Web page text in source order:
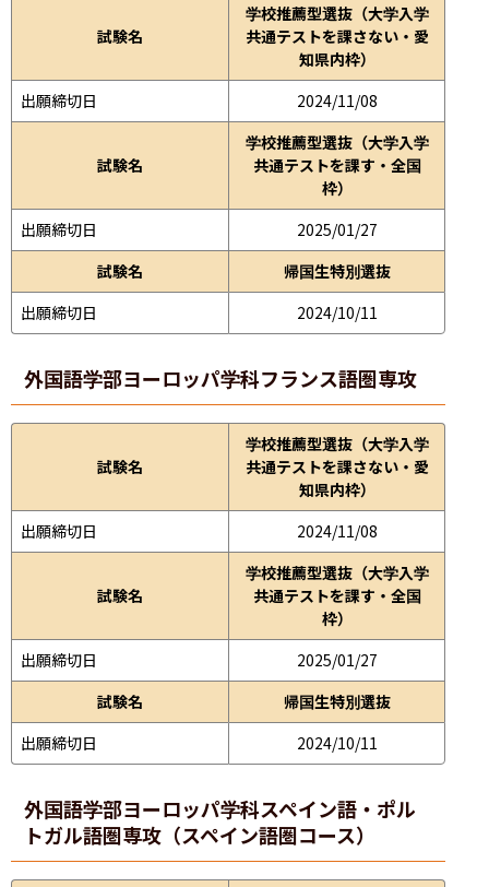
試験名
学校推薦型選抜（大学入学
共通テストを課さない・愛
知県内枠）
出願締切日
2024/11/08
試験名
学校推薦型選抜（大学入学
共通テストを課す・全国
枠）
出願締切日
2025/01/27
試験名
帰国生特別選抜
出願締切日
2024/10/11
外国語学部ヨーロッパ学科フランス語圏専攻
試験名
学校推薦型選抜（大学入学
共通テストを課さない・愛
知県内枠）
出願締切日
2024/11/08
試験名
学校推薦型選抜（大学入学
共通テストを課す・全国
枠）
出願締切日
2025/01/27
試験名
帰国生特別選抜
出願締切日
2024/10/11
外国語学部ヨーロッパ学科スペイン語・ポル
トガル語圏専攻（スペイン語圏コース）